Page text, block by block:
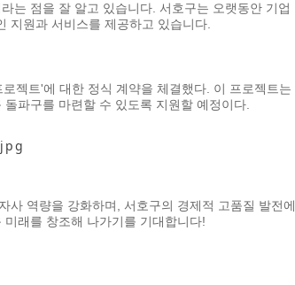
는 점을 잘 알고 있습니다. 서호구는 오랫동안 기업
지원과 서비스를 제공하고 있습니다.
젝트'에 대한 정식 계약을 체결했다. 이 프로젝트는
파구를 마련할 수 있도록 지원할 예정이다.
사 역량을 강화하며, 서호구의 경제적 고품질 발전에
래를 창조해 나가기를 기대합니다!